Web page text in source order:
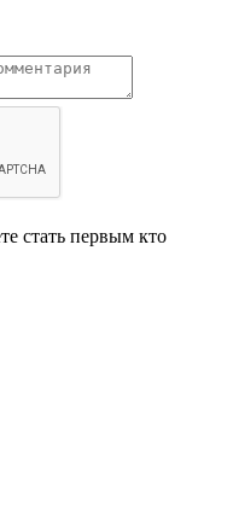
стать первым кто